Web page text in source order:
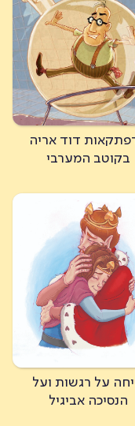
דוד אריה
בקוטב המערבי
על רגשות ועל
הנסיכה אביגיל